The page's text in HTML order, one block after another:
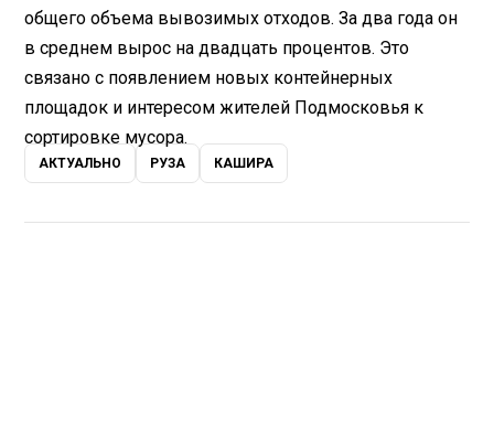
общего объема вывозимых отходов. За два года он
в среднем вырос на двадцать процентов. Это
связано с появлением новых контейнерных
площадок и интересом жителей Подмосковья к
сортировке мусора.
АКТУАЛЬНО РУЗА КАШИРА